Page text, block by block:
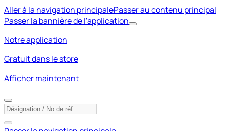
Aller à la navigation principalePasser au contenu principal
Passer la bannière de l'application
Notre application
Gratuit dans le store
Afficher maintenant